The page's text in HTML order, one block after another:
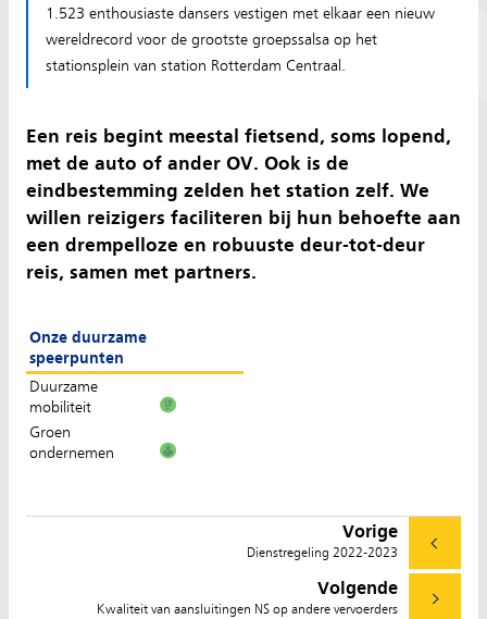
1.523 enthousiaste dansers vestigen met elkaar een nieuw
wereldrecord voor de grootste groepssalsa op het
stationsplein van station Rotterdam Centraal.
Een reis begint meestal fietsend, soms lopend,
met de auto of ander OV. Ook is de
eindbestemming zelden het station zelf. We
willen reizigers faciliteren bij hun behoefte aan
een drempelloze en robuuste deur-tot-deur
reis, samen met partners.
Onze duurzame
speerpunten
Duurzame
mobiliteit
Groen
ondernemen
Vorige
Dienstregeling 2022-2023
Volgende
Kwaliteit van aansluitingen NS op andere vervoerders